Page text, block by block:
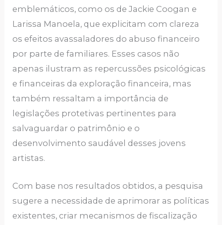
emblemáticos, como os de Jackie Coogan e
Larissa Manoela, que explicitam com clareza
os efeitos avassaladores do abuso financeiro
por parte de familiares. Esses casos não
apenas ilustram as repercussões psicológicas
e financeiras da exploração financeira, mas
também ressaltam a importância de
legislações protetivas pertinentes para
salvaguardar o patrimônio e o
desenvolvimento saudável desses jovens
artistas.
Com base nos resultados obtidos, a pesquisa
sugere a necessidade de aprimorar as políticas
existentes, criar mecanismos de fiscalização